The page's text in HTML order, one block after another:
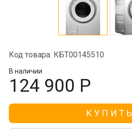
Код товара: КБТ00145510
В наличии
124 900 Р
КУПИТЬ